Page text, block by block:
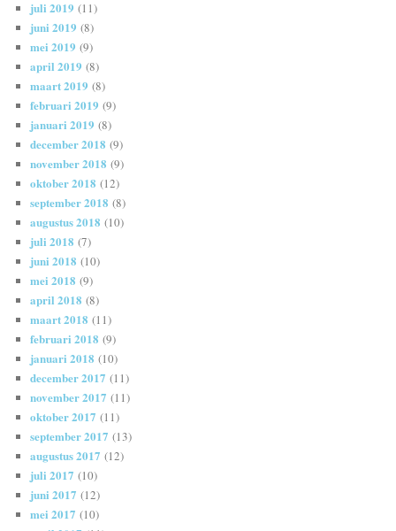
juli 2019 (11)
juni 2019 (8)
mei 2019 (9)
april 2019 (8)
maart 2019 (8)
februari 2019 (9)
januari 2019 (8)
december 2018 (9)
november 2018 (9)
oktober 2018 (12)
september 2018 (8)
augustus 2018 (10)
juli 2018 (7)
juni 2018 (10)
mei 2018 (9)
april 2018 (8)
maart 2018 (11)
februari 2018 (9)
januari 2018 (10)
december 2017 (11)
november 2017 (11)
oktober 2017 (11)
september 2017 (13)
augustus 2017 (12)
juli 2017 (10)
juni 2017 (12)
mei 2017 (10)